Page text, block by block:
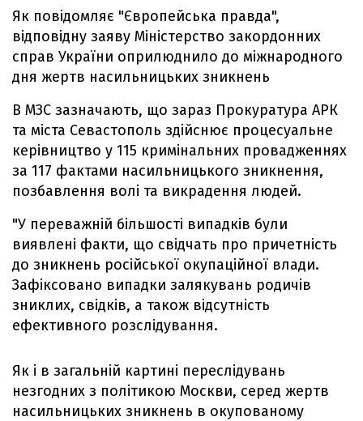
Як повідомляє "Європейська правда",
відповідну заяву Міністерство закордонних
справ України оприлюднило до міжнародного
дня жертв насильницьких зникнень
В МЗС зазначають, що зараз Прокуратура АРК
та міста Севастополь здійснює процесуальне
керівництво у 115 кримінальних провадженнях
за 117 фактами насильницького зникнення,
позбавлення волі та викрадення людей.
"У переважній більшості випадків були
виявлені факти, що свідчать про причетність
до зникнень російської окупаційної влади.
Зафіксовано випадки залякувань родичів
зниклих, свідків, а також відсутність
ефективного розслідування.
Як і в загальній картині переслідувань
незгодних з політикою Москви, серед жертв
насильницьких зникнень в окупованому